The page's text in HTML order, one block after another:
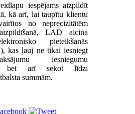
iespējams aizpildīt
kā arī, lai taupītu klientu
no neprecizitātēm
LAD aicina
pieteikšanās
kas ļauj ne tikai iesniegt
iesniegumu
bet arī sekot līdzi
summām.